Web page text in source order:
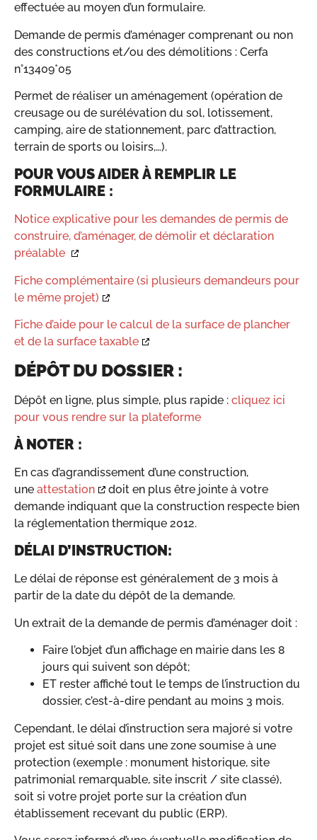
effectuée au moyen d’un formulaire.
Demande de permis d’aménager comprenant ou non
des constructions et/ou des démolitions : Cerfa
n°13409*05
Permet de réaliser un aménagement (opération de
creusage ou de surélévation du sol, lotissement,
camping, aire de stationnement, parc d’attraction,
terrain de sports ou loisirs,…).
POUR VOUS AIDER À REMPLIR LE
FORMULAIRE :
Notice explicative pour les demandes de permis de
construire, d’aménager, de démolir et déclaration
préalable
Fiche complémentaire (si plusieurs demandeurs pour
le même projet)
Fiche d’aide pour le calcul de la surface de plancher
et de la surface taxable
DÉPÔT DU DOSSIER :
Dépôt en ligne, plus simple, plus rapide : cliquez ici
pour vous rendre sur la plateforme
À NOTER :
En cas d’agrandissement d’une construction,
une attestation
doit en plus être jointe à votre
demande indiquant que la construction respecte bien
la réglementation thermique 2012.
DÉLAI D’INSTRUCTION:
Le délai de réponse est généralement de 3 mois à
partir de la date du dépôt de la demande.
Un extrait de la demande de permis d’aménager doit :
Faire l’objet d’un affichage en mairie dans les 8
jours qui suivent son dépôt;
ET rester affiché tout le temps de l’instruction du
dossier, c’est-à-dire pendant au moins 3 mois.
Cependant, le délai d’instruction sera majoré si votre
projet est situé soit dans une zone soumise à une
protection (exemple : monument historique, site
patrimonial remarquable, site inscrit / site classé),
soit si votre projet porte sur la création d’un
établissement recevant du public (ERP).